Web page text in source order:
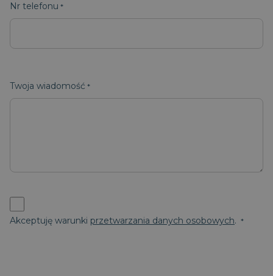
Nr telefonu
Twoja wiadomość
Akceptuję warunki przetwarzania danych osobowych.